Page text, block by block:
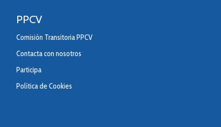
PPCV
Comisión Transitoria PPCV
Contacta con nosotros
Participa
Política de Cookies